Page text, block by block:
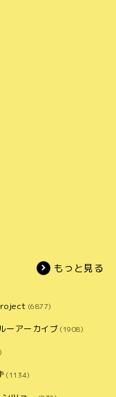
もっと見る
(6877)
ーアーカイブ (1908)
(1134)